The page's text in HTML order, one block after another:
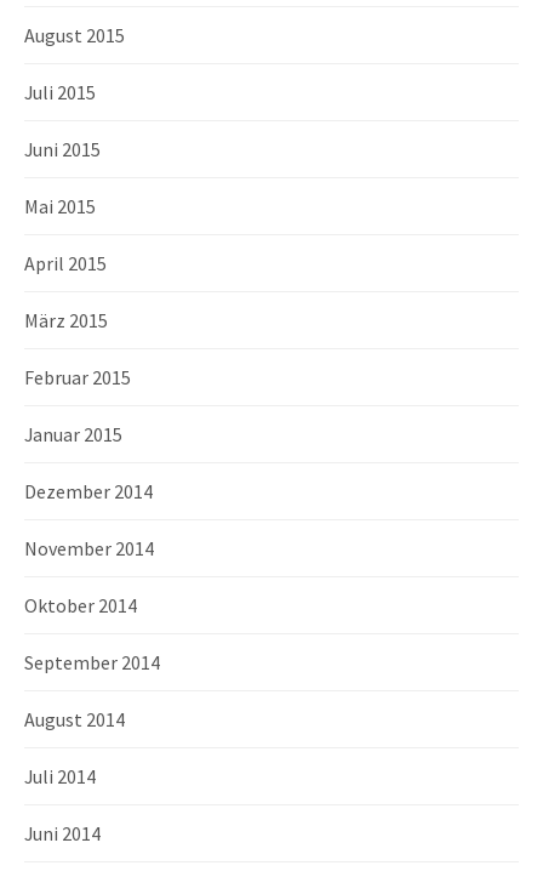
August 2015
Juli 2015
Juni 2015
Mai 2015
April 2015
März 2015
Februar 2015
Januar 2015
Dezember 2014
November 2014
Oktober 2014
September 2014
August 2014
Juli 2014
Juni 2014